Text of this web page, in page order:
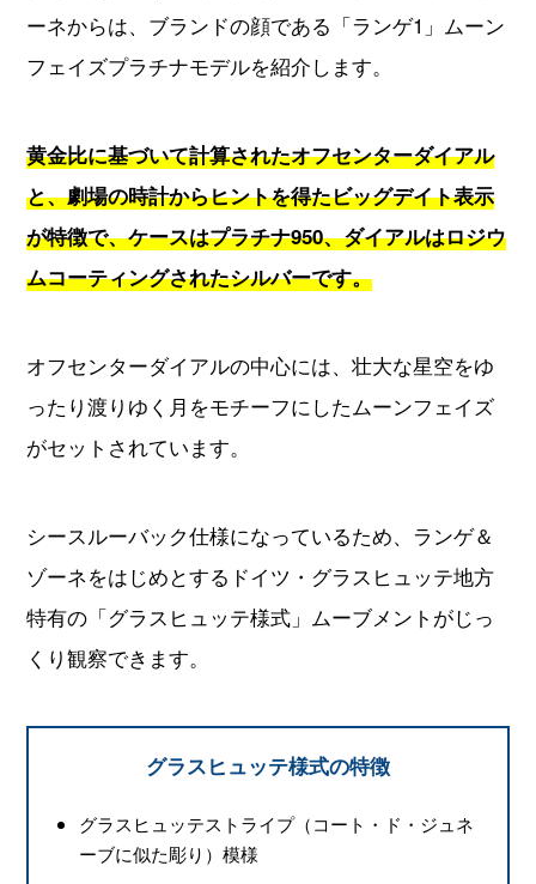
ーネからは、ブランドの顔である「ランゲ1」ムーン
フェイズプラチナモデルを紹介します。
黄金比に基づいて計算されたオフセンターダイアル
と、劇場の時計からヒントを得たビッグデイト表示
が特徴で、ケースはプラチナ950、ダイアルはロジウ
ムコーティングされたシルバーです。
オフセンターダイアルの中心には、壮大な星空をゆ
ったり渡りゆく月をモチーフにしたムーンフェイズ
がセットされています。
シースルーバック仕様になっているため、ランゲ＆
ゾーネをはじめとするドイツ・グラスヒュッテ地方
特有の「グラスヒュッテ様式」ムーブメントがじっ
くり観察できます。
グラスヒュッテ様式の特徴
グラスヒュッテストライプ（コート・ド・ジュネ
ーブに似た彫り）模様